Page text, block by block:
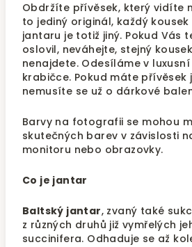
Obdržíte přívěsek, který vidíte
to jediný originál, každý
jantaru je totiž jiný. Pokud Vás
oslovil, neváhejte, stejný
nenajdete. Odesíláme v
krabičce. Pokud máte přívěsek
nemusíte se už o dárkové
Barvy na fotografii se mohou
skutečných barev v závislosti
monitoru nebo obrazovky.
Co je jantar
Baltský jantar, zvaný také
z různých druhů již vymřelých
succinifera. Odhaduje se až